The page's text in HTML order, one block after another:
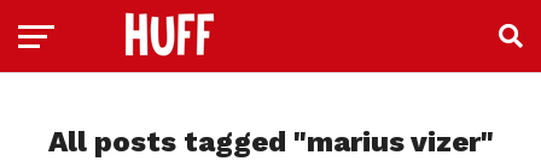
All posts tagged "marius vizer"